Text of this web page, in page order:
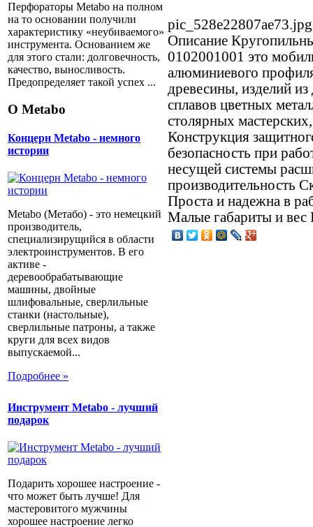
Перфораторы Metabo на полном
на то основании получили
характеристику «неубиваемого»
инструмента. Основанием же
для этого стали: долговечность,
качество, выносливость.
Предопределяет такой успех ...
О Metabo
Концерн Metabo - немного
истории
Metabo (Метабо) - это немецкий
производитель,
специализирущийся в области
электроинструментов. В его
активе -
деревообрабатывающие
машины, двойные
шлифовальные, сверлильные
станки (настольные),
сверлильные патроны, а также
круги для всех видов
выпускаемой...
Подробнее »
Инструмент Metabo - лучший
подарок
Подарить хорошее настроение -
что может быть лучше! Для
мастеровитого мужчины
хорошее настроение легко
pic_528e22807ae73.jpg
Описание
0102001001 это
алюминиевого
древесины, изделий
сплавов цветных
столярных
Конструкция
безопасность при
несущей системы
производительность
Проста и надежна в
Малые габариты и вес